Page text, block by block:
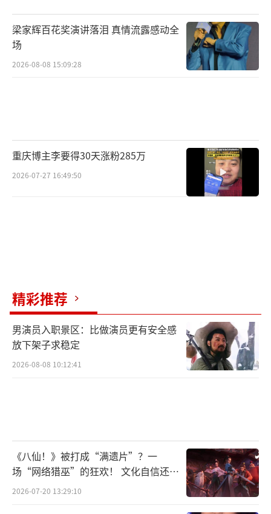
梁家辉百花奖演讲落泪 真情流露感动全
场
2026-08-08 15:09:28
重庆博主李要得30天涨粉285万
2026-07-27 16:49:50
精彩推荐
男演员入职景区：比做演员更有安全感
放下架子求稳定
2026-08-08 10:12:41
《八仙！》被打成“满遗片”？一
场“网络猎巫”的狂欢！ 文化自信还是
焦虑？
2026-07-20 13:29:10